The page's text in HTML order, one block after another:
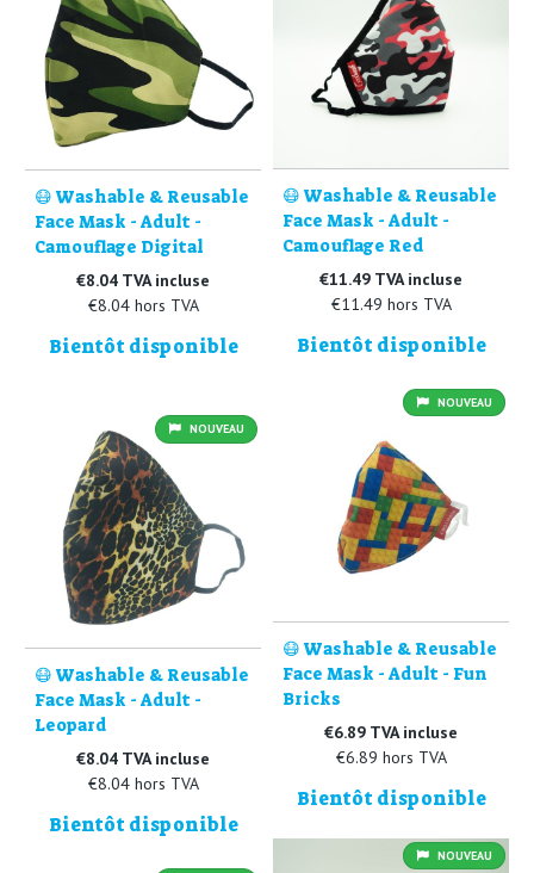
😷 Washable & Reusable
Face Mask - Adult -
Camouflage Digital
€8.04 TVA incluse
€8.04 hors TVA
Bientôt disponible
😷 Washable & Reusable
Face Mask - Adult -
Camouflage Red
€11.49 TVA incluse
€11.49 hors TVA
Bientôt disponible
NOUVEAU
😷 Washable & Reusable
Face Mask - Adult - Fun
Bricks
€6.89 TVA incluse
€6.89 hors TVA
Bientôt disponible
NOUVEAU
😷 Washable & Reusable
Face Mask - Adult -
Leopard
€8.04 TVA incluse
€8.04 hors TVA
Bientôt disponible
NOUVEAU